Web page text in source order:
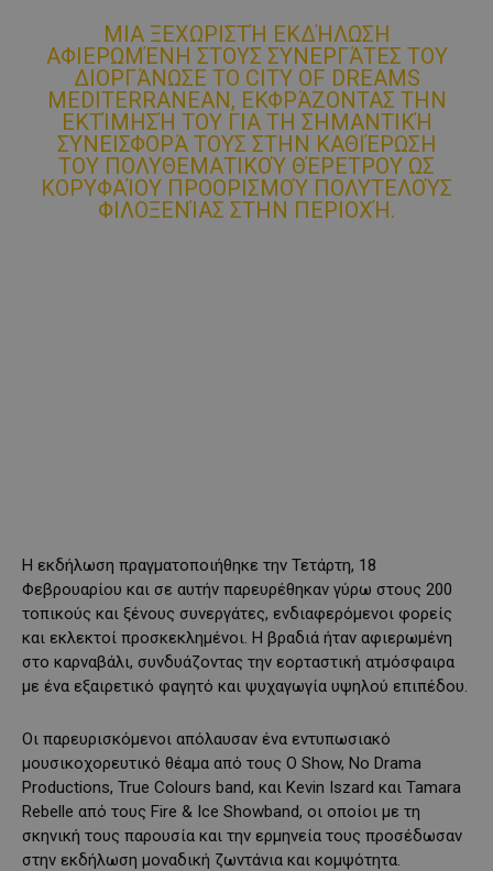
ΜΙΑ ΞΕΧΩΡΙΣΤΉ ΕΚΔΉΛΩΣΗ
ΑΦΙΕΡΩΜΈΝΗ ΣΤΟΥΣ ΣΥΝΕΡΓΆΤΕΣ ΤΟΥ
ΔΙΟΡΓΆΝΩΣΕ ΤΟ CITY OF DREAMS
MEDITERRANEAN, ΕΚΦΡΆΖΟΝΤΑΣ ΤΗΝ
ΕΚΤΊΜΗΣΉ ΤΟΥ ΓΙΑ ΤΗ ΣΗΜΑΝΤΙΚΉ
ΣΥΝΕΙΣΦΟΡΆ ΤΟΥΣ ΣΤΗΝ ΚΑΘΙΈΡΩΣΗ
ΤΟΥ ΠΟΛΥΘΕΜΑΤΙΚΟΎ ΘΈΡΕΤΡΟΥ ΩΣ
ΚΟΡΥΦΑΊΟΥ ΠΡΟΟΡΙΣΜΟΎ ΠΟΛΥΤΕΛΟΎΣ
ΦΙΛΟΞΕΝΊΑΣ ΣΤΗΝ ΠΕΡΙΟΧΉ.
H εκδήλωση πραγματοποιήθηκε την Τετάρτη, 18
Φεβρουαρίου και σε αυτήν παρευρέθηκαν γύρω στους 200
τοπικούς και ξένους συνεργάτες, ενδιαφερόμενοι φορείς
και εκλεκτοί προσκεκλημένοι. Η βραδιά ήταν αφιερωμένη
στο καρναβάλι, συνδυάζοντας την εορταστική ατμόσφαιρα
με ένα εξαιρετικό φαγητό και ψυχαγωγία υψηλού επιπέδου.
Οι παρευρισκόμενοι απόλαυσαν ένα εντυπωσιακό
μουσικοχορευτικό θέαμα από τους O Show, No Drama
Productions, True Colours band, και Kevin Iszard και Tamara
Rebelle από τους Fire & Ice Showband, οι οποίοι με τη
σκηνική τους παρουσία και την ερμηνεία τους προσέδωσαν
στην εκδήλωση μοναδική ζωντάνια και κομψότητα.